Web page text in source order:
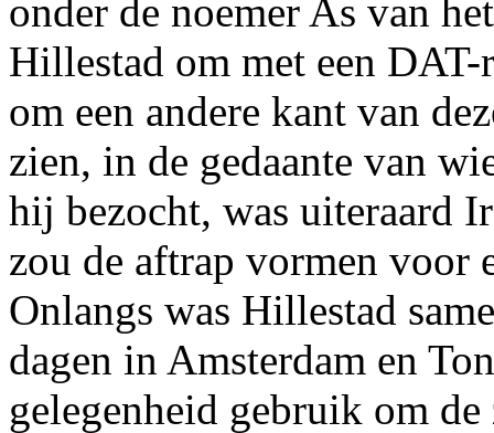
onder de noemer As van
Hillestad om met een
om een andere kant van
zien, in de gedaante van
hij bezocht, was uiteraard
zou de aftrap vormen voor
Onlangs was Hillestad
dagen in Amsterdam en
gelegenheid gebruik om de